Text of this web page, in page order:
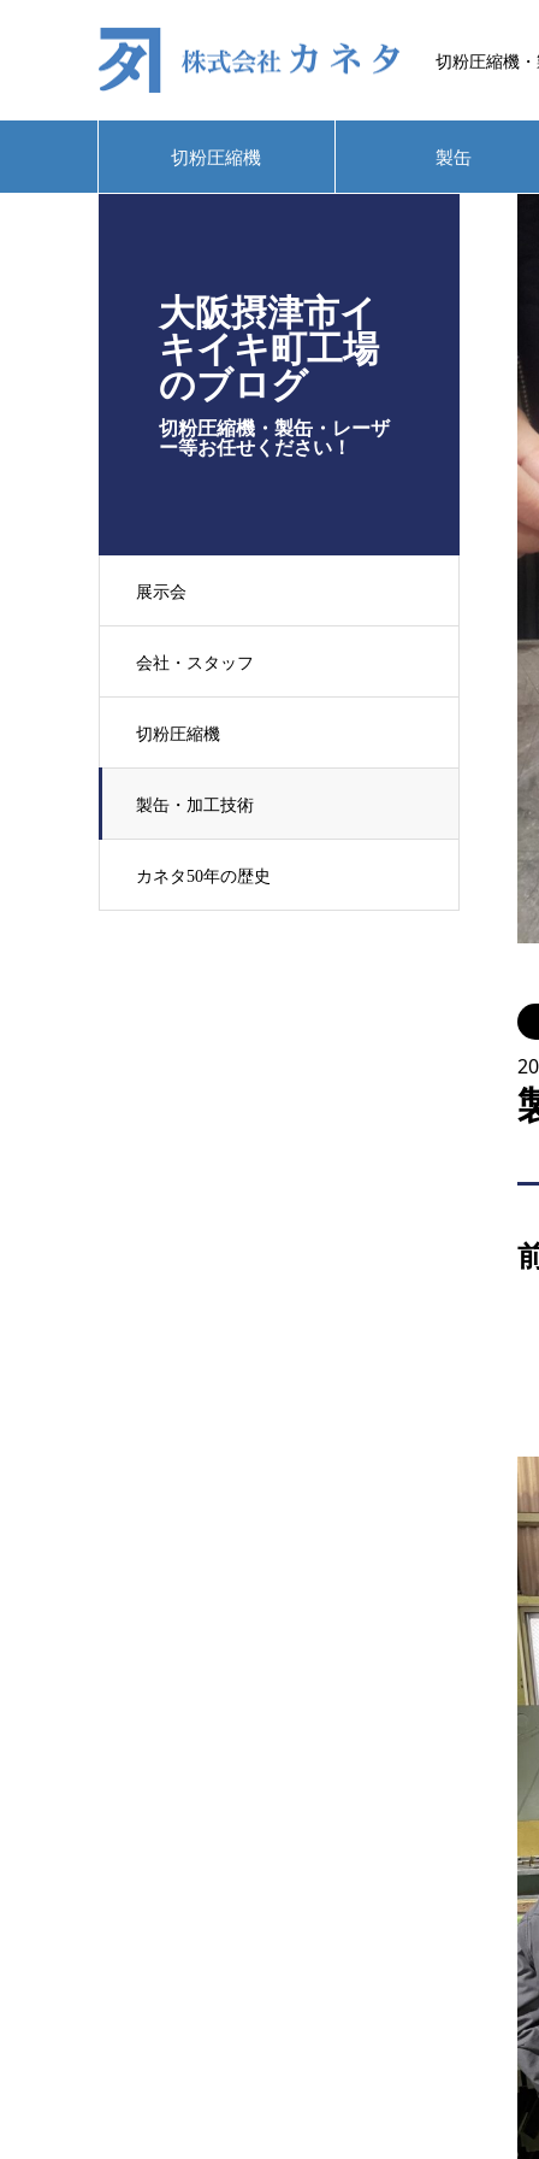
切粉圧縮機・
切粉圧縮機 製缶
大阪摂津市イ
キイキ町工場
のブログ
切粉圧縮機・製缶・レーザ
ー等お任せください！
展示会
会社・スタッフ
切粉圧縮機
製缶・加工技術
カネタ50年の歴史